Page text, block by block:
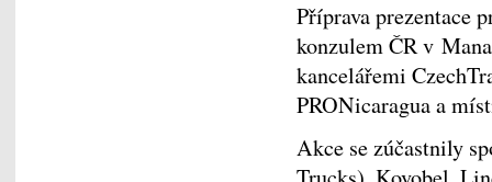
Příprava prezentace
konzulem ČR v
kancelářemi
PRONicaragua a
Akce se zúčastnily